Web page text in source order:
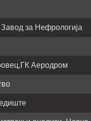
за Нефрологија
Аеродром